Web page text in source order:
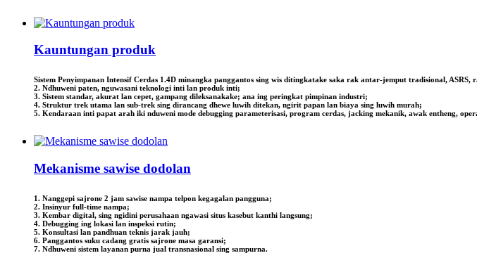
Kauntungan produk
Sistem Penyimpanan Intensif Cerdas 1.4D minangka panggantos sing wis ditingkatake saka rak antar-jemput tradisional,
2. Ndhuweni paten, nguwasani teknologi inti lan produk inti;
3. Sistem standar, akurat lan cepet, gampang dileksanakake; ana ing peringkat pimpinan industri;
4. Struktur trek utama lan sub-trek sing dirancang dhewe luwih ditekan, ngirit papan lan biaya sing luwih murah;
5. Kendaraan inti papat arah iki nduweni mode debugging parameterisasi, program cerdas, jacking mekanik, awak entheng,
Mekanisme sawise dodolan
1. Nanggepi sajrone 2 jam sawise nampa telpon kegagalan pangguna;
2. Insinyur full-time nampa;
3. Kembar digital, sing ngidini perusahaan ngawasi situs kasebut kanthi langsung;
4. Debugging ing lokasi lan inspeksi rutin;
5. Konsultasi lan pandhuan teknis jarak jauh;
6. Panggantos suku cadang gratis sajrone masa garansi;
7. Ndhuweni sistem layanan purna jual transnasional sing sampurna.